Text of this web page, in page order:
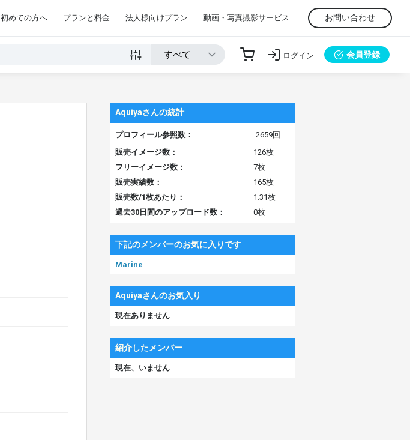
初めての方へ プランと料金 法人様向けプラン 動画・写真撮影サービス お問い合わせ
ログイン 会員登録
Aquiyaさんの統計
プロフィール参照数：
2659回
販売イメージ数：
126枚
フリーイメージ数：
7枚
販売実績数：
165枚
販売数/1枚あたり：
1.31枚
過去30日間のアップロード数：
0枚
下記のメンバーのお気に入りです
Marine
Aquiyaさんのお気入り
現在ありません
紹介したメンバー
現在、いません